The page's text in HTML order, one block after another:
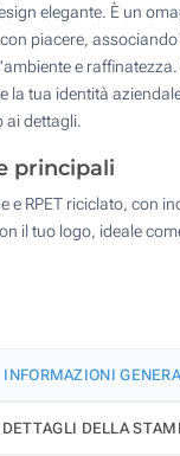
elegante. È un
piacere,
e
la tua identità
ai dettagli.
principali
e RPET riciclato, con
il tuo logo, ideale
INFORMAZIONI
DETTAGLI DELLA